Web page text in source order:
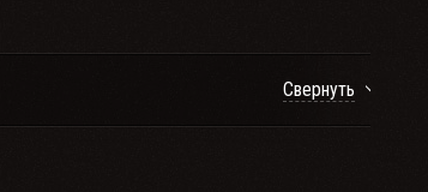
Свернуть